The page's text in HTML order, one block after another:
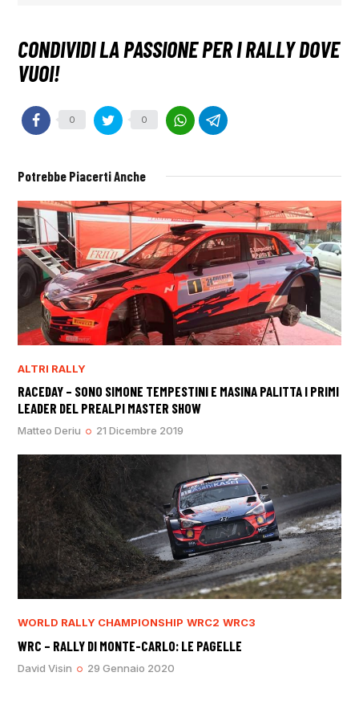
0 0
Potrebbe Piacerti Anche
ALTRI RALLY
RACEDAY – SONO SIMONE TEMPESTINI E MASINA PALITTA I PRIMI
LEADER DEL PREALPI MASTER SHOW
Matteo Deriu 21 Dicembre 2019
WORLD RALLY CHAMPIONSHIP WRC2 WRC3
WRC – RALLY DI MONTE-CARLO: LE PAGELLE
David Visin 29 Gennaio 2020